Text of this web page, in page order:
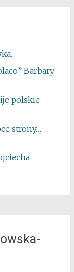
Barbary
polskie
strony…